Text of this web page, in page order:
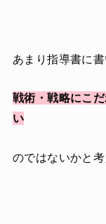
あまり指導書に
戦術・戦略にこ
い
のではないかと考